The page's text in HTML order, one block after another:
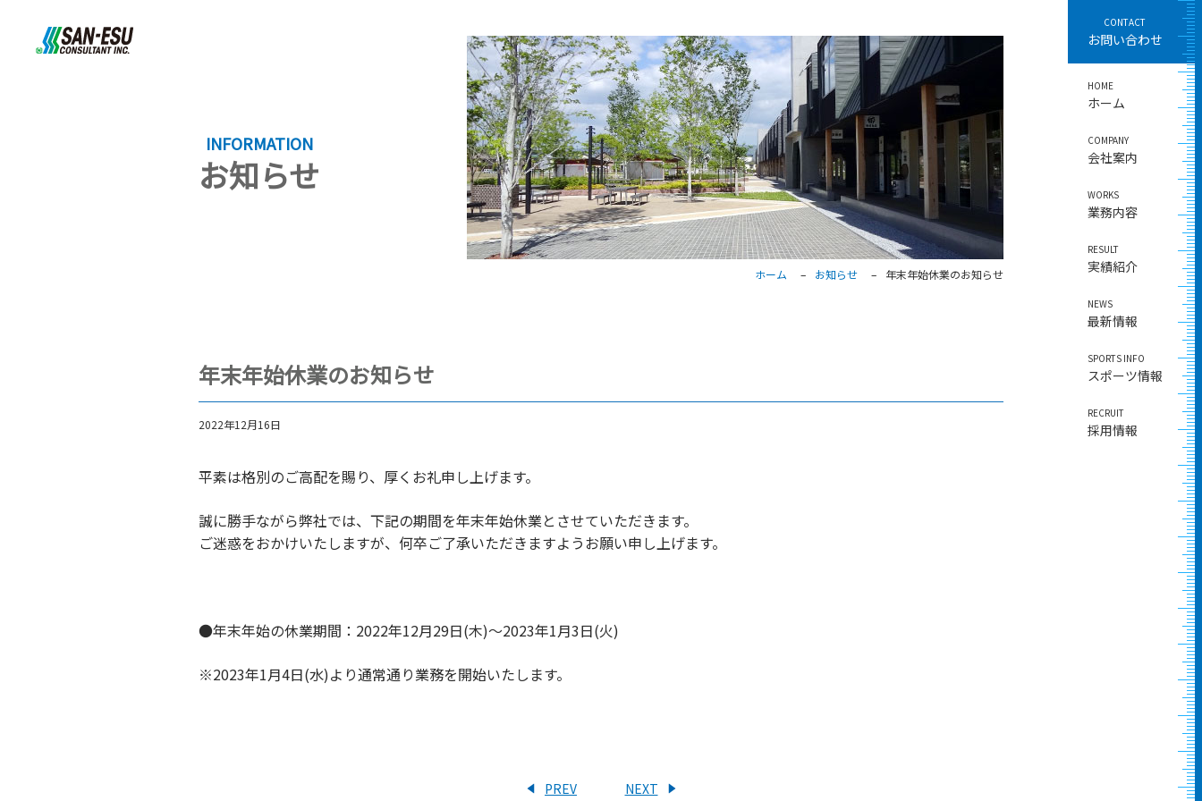
CONTACT
お問い合わせ
HOME
ホーム
COMPANY
会社案内
WORKS
業務内容
RESULT
実績紹介
NEWS
最新情報
SPORTS INFO
スポーツ情報
RECRUIT
採用情報
INFORMATION
お知らせ
ホーム – お知らせ – 年末年始休業のお知らせ
年末年始休業のお知らせ
2022年12月16日
平素は格別のご高配を賜り、厚くお礼申し上げます。
誠に勝手ながら弊社では、下記の期間を年末年始休業とさせていただきます。
ご迷惑をおかけいたしますが、何卒ご了承いただきますようお願い申し上げます。
●年末年始の休業期間：2022年12月29日(木)～2023年1月3日(火)
※2023年1月4日(水)より通常通り業務を開始いたします。
PREV NEXT